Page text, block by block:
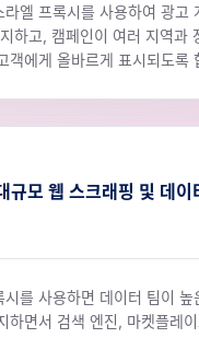
라엘 프록시를 사용하여 광고
하고, 캠페인이 여러 지역과
객에게 올바르게 표시되도록
규모 웹 스크래핑 및 데이
시를 사용하면 데이터 팀이 높
하면서 검색 엔진, 마켓플레